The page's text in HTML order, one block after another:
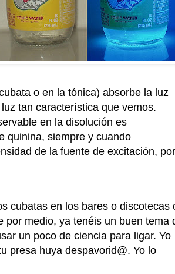
o en la tónica) absorbe la luz
tan característica que vemos.
en la disolución es
quinina, siempre y cuando
de la fuente de excitación, por
cubatas en los bares o discotecas
por medio, ya tenéis un buen tema
un poco de ciencia para ligar. Yo
presa huya despavorid@. Yo lo